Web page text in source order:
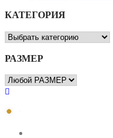
КАТЕГОРИЯ
РАЗМЕР